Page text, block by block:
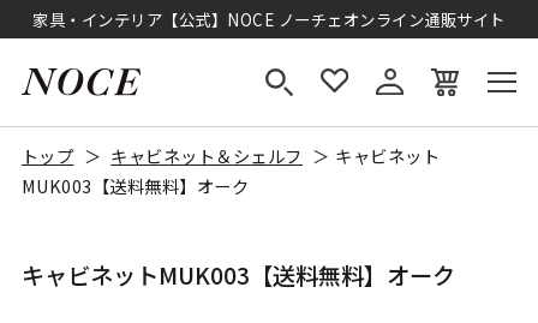
家具・インテリア【公式】NOCE ノーチェオンライン通販サイト
トップ キャビネット＆シェルフ
キャビネット
MUK003【送料無料】オーク
キャビネットMUK003【送料無料】オーク